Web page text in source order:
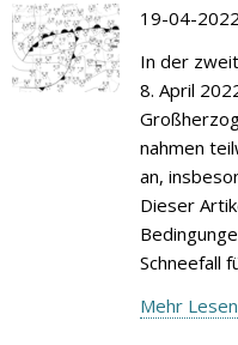
19-04-2022
In der
8. April
nahmen
an,
Dieser
Schneefall
Mehr Lesen